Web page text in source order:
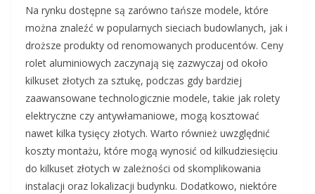
Na rynku dostępne są zarówno tańsze modele, które
można znaleźć w popularnych sieciach budowlanych, jak i
droższe produkty od renomowanych producentów. Ceny
rolet aluminiowych zaczynają się zazwyczaj od około
kilkuset złotych za sztukę, podczas gdy bardziej
zaawansowane technologicznie modele, takie jak rolety
elektryczne czy antywłamaniowe, mogą kosztować
nawet kilka tysięcy złotych. Warto również uwzględnić
koszty montażu, które mogą wynosić od kilkudziesięciu
do kilkuset złotych w zależności od skomplikowania
instalacji oraz lokalizacji budynku. Dodatkowo, niektóre